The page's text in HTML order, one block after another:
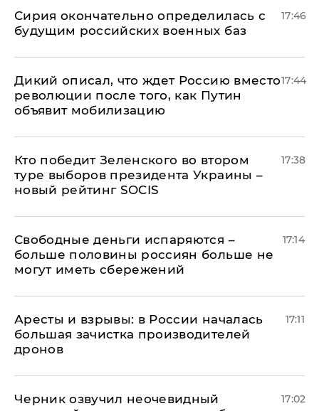
Сирия окончательно определилась с
будущим российских военных баз
17:46
Дикий описал, что ждет Россию вместо
революции после того, как Путин
объявит мобилизацию
17:44
Кто победит Зеленского во втором
туре выборов президента Украины –
новый рейтинг SOCIS
17:38
Свободные деньги испаряются –
больше половины россиян больше не
могут иметь сбережений
17:14
Аресты и взрывы: в России началась
большая зачистка производителей
дронов
17:11
Черник озвучил неочевидный
17:02